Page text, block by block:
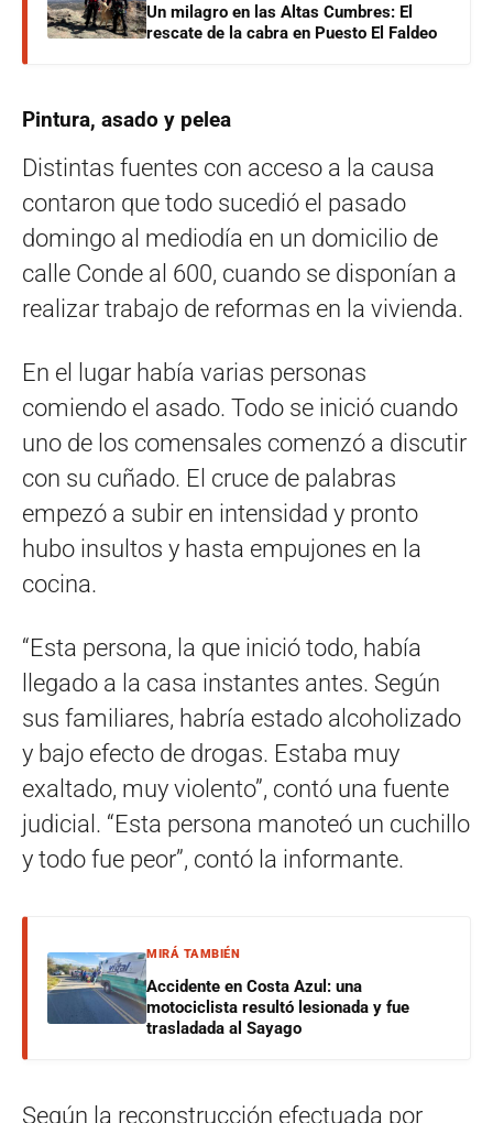
Un milagro en las Altas Cumbres: El
rescate de la cabra en Puesto El Faldeo
Pintura, asado y pelea
Distintas fuentes con acceso a la causa
contaron que todo sucedió el pasado
domingo al mediodía en un domicilio de
calle Conde al 600, cuando se disponían a
realizar trabajo de reformas en la vivienda.
En el lugar había varias personas
comiendo el asado. Todo se inició cuando
uno de los comensales comenzó a discutir
con su cuñado. El cruce de palabras
empezó a subir en intensidad y pronto
hubo insultos y hasta empujones en la
cocina.
“Esta persona, la que inició todo, había
llegado a la casa instantes antes. Según
sus familiares, habría estado alcoholizado
y bajo efecto de drogas. Estaba muy
exaltado, muy violento”, contó una fuente
judicial. “Esta persona manoteó un cuchillo
y todo fue peor”, contó la informante.
MIRÁ TAMBIÉN
Accidente en Costa Azul: una
motociclista resultó lesionada y fue
trasladada al Sayago
Según la reconstrucción efectuada por